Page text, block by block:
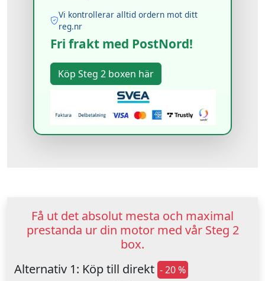
Vi kontrollerar alltid ordern mot ditt
reg.nr
Fri frakt med PostNord!
Få ut det absolut mesta och maximal
prestanda ur din motor med vår Steg 2
box.
Alternativ 1: Köp till direkt - 20 %